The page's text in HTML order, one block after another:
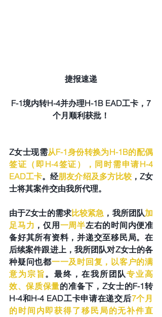
捷报速递
F-1境内转H-4并办理H-1B EAD工卡，7
个月顺利获批！
Z女士现需从F-1身份转换为H-1B的配偶
签证（即H-4签证），同时需申请H-4
EAD工卡。经朋友介绍及多方比较，Z女
士将其案件交由我所代理。
由于Z女士的需求比较紧急 ，我所团队加
足马力 ，仅用 一周半左右的时间内便准
备好其所有资料，并递交至移民局。在
后续案件跟进上，我所团队对Z女士的各
种疑问也都一一及时回复，以客户的满
意为宗旨。最终，在我所团队专业高
效、保质保量的准备下，Z女士的F-1转
H-4和H-4 EAD工卡申请在递交后7个月
的时间内即获得了移民局的无补件直